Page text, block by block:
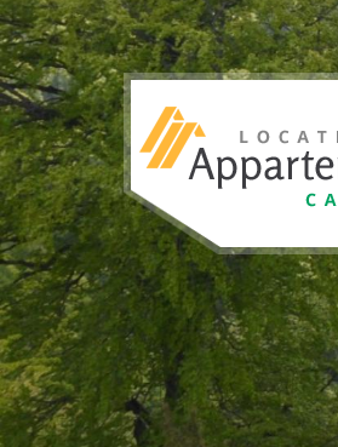
Aller au contenu principal